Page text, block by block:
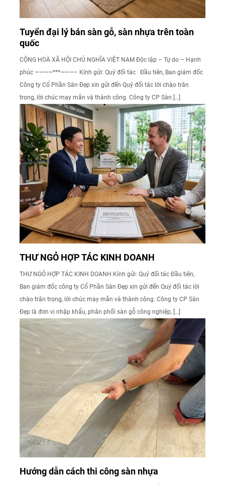
Tuyển đại lý bán sàn gỗ, sàn nhựa trên toàn
quốc
CỘNG HOÀ XÃ HỘI CHỦ NGHĨA VIỆT NAM Độc lập – Tự do – Hạnh
phúc ————***———– Kính gửi: Quý đối tác Đầu tiên, Ban giám đốc
Công ty Cổ Phần Sàn Đẹp xin gửi đến Quý đối tác lời chào trân
trọng, lời chúc may mắn và thành công. Công ty CP Sàn […]
THƯ NGỎ HỢP TÁC KINH DOANH
THƯ NGỎ HỢP TÁC KINH DOANH Kính gửi: Quý đối tác Đầu tiên,
Ban giám đốc công ty Cổ Phần Sàn Đẹp xin gửi đến Quý đối tác lời
chào trân trọng, lời chúc may mắn và thành công. Công ty CP Sàn
Đẹp là đơn vị nhập khẩu, phân phối sàn gỗ công nghiệp, […]
Hướng dẫn cách thi công sàn nhựa